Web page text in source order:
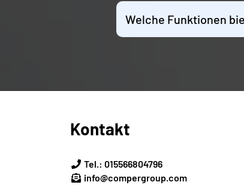
Welche Funktionen
Kontakt
Tel.: 015566804796
info@compergroup.com